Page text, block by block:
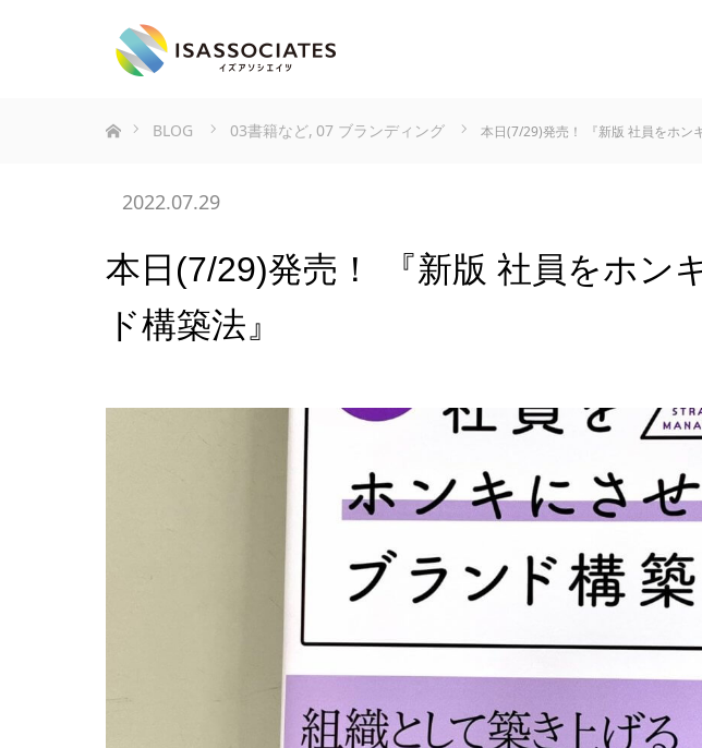
BLOG
03書籍など, 07 ブランディング 本日(7/29)発売！ 『新版 社員をホン
2022.07.29
本日(7/29)発売！ 『新版 社員をホン
ド構築法』